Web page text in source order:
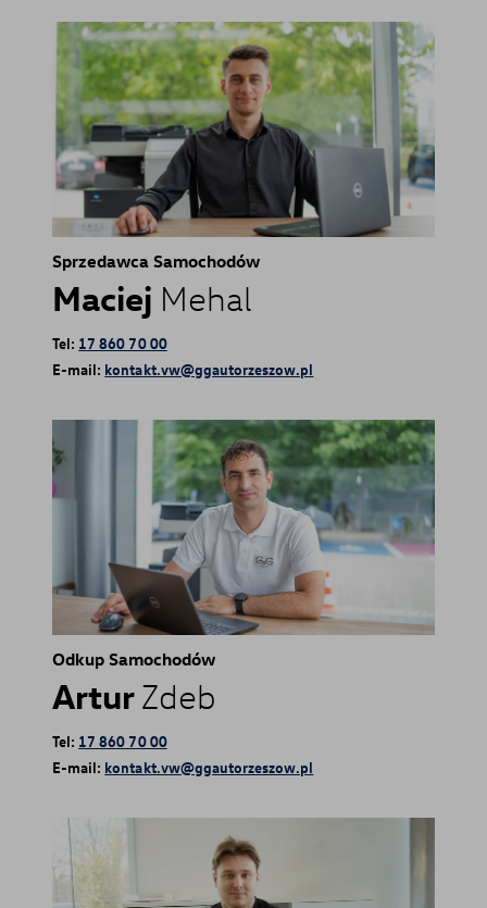
Sprzedawca Samochodów
Maciej Mehal
Tel: 17 860 70 00
E-mail: kontakt.vw@ggautorzeszow.pl
Odkup Samochodów
Artur Zdeb
Tel: 17 860 70 00
E-mail: kontakt.vw@ggautorzeszow.pl